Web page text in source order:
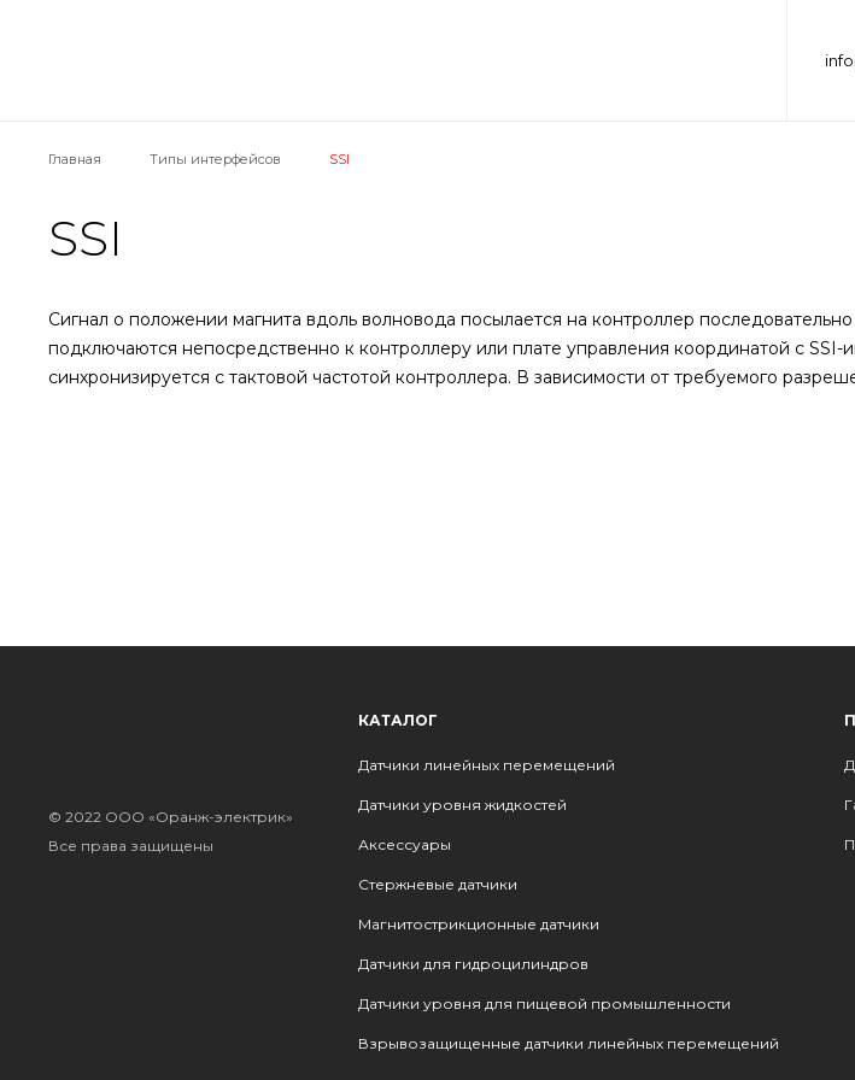
Главная Типы интерфейсов SSI
SSI
Сигнал о положении магнита вдоль волновода посылается на контроллер
подключаются непосредственно к контроллеру или плате управления координатой с
синхронизируется с тактовой частотой контроллера. В зависимости от требуемого
© 2022 ООО «Оранж-электрик»
Все права защищены
КАТАЛОГ
Датчики линейных перемещений
Датчики уровня жидкостей
Аксессуары
Стержневые датчики
Магнитострикционные датчики
Датчики для гидроцилиндров
Датчики уровня для пищевой промышленности
Взрывозащищенные датчики линейных перемещений